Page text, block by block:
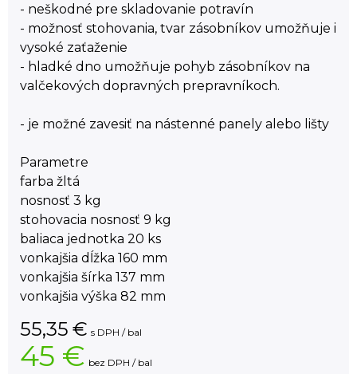
- neškodné pre skladovanie potravín
- možnosť stohovania, tvar zásobníkov umožňuje i
vysoké zaťaženie
- hladké dno umožňuje pohyb zásobníkov na
valčekových dopravných prepravníkoch.
- je možné zavesiť na nástenné panely alebo lišty
Parametre
farba žltá
nosnosť 3 kg
stohovacia nosnosť 9 kg
baliaca jednotka 20 ks
vonkajšia dĺžka 160 mm
vonkajšia šírka 137 mm
vonkajšia výška 82 mm
55,35 € s DPH / bal
45 € bez DPH / bal